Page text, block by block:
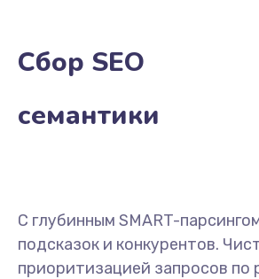
Сбор SEO
семантики
С глубинным SMART-
подсказок и конкурентов.
приоритизацией запросов по